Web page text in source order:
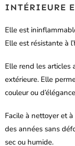
INTÉRIEURE
Elle est
Elle est résistante à
Elle rend les articles
extérieure. Elle
couleur ou
Facile à nettoyer et
des années sans
sec ou humide.